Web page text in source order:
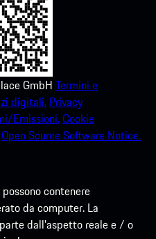
GmbH Termini e
digitali. Privacy
Emissioni.Cookie
Open Source Software Notice.
contenere
da computer. La
dall'aspetto reale e / o